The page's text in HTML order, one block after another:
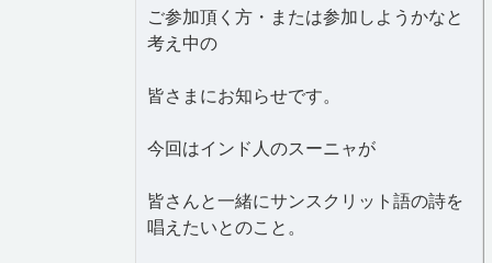
ご参加頂く方・または参加しようかなと
考え中の
皆さまにお知らせです。
今回はインド人のスーニャが
皆さんと一緒にサンスクリット語の詩を
唱えたいとのこと。